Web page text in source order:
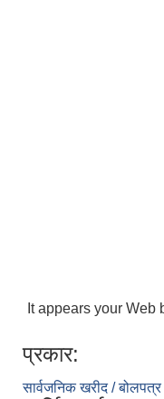
It appears your
प्रकार:
सार्वजनिक खरीद /